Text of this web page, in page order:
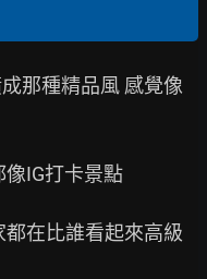
那種精品風 感覺像
IG打卡景點
在比誰看起來高級